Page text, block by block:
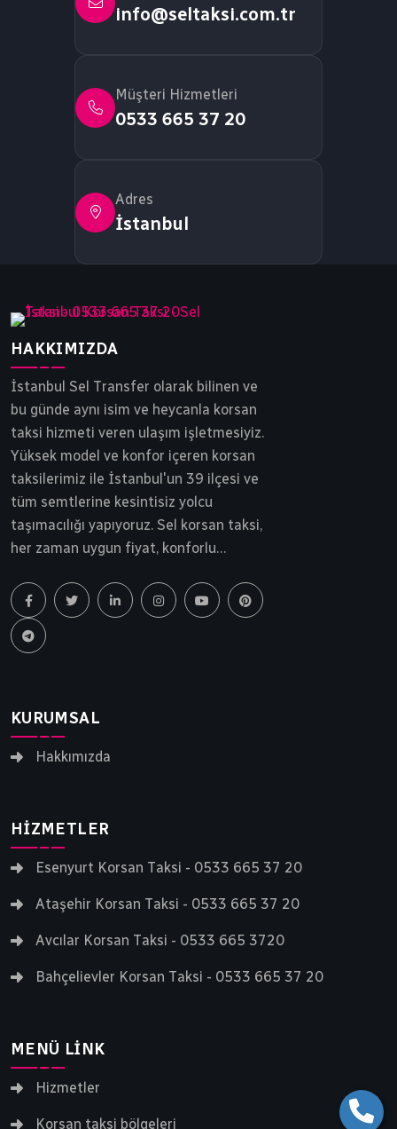
info@seltaksi.com.tr
Müşteri Hizmetleri
0533 665 37 20
Adres
İstanbul
HAKKIMIZDA
İstanbul Sel Transfer olarak bilinen ve
bu günde aynı isim ve heycanla korsan
taksi hizmeti veren ulaşım işletmesiyiz.
Yüksek model ve konfor içeren korsan
taksilerimiz ile İstanbul'un 39 ilçesi ve
tüm semtlerine kesintisiz yolcu
taşımacılığı yapıyoruz. Sel korsan taksi,
her zaman uygun fiyat, konforlu
ödün vermeden yollarda ilerlemektedir.
İstanbul korsan taksi, Sel Transfer 30
yılı aşkın bir süredir siz ve sevdiklerinizi
KURUMSAL
Hakkımızda
HIZMETLER
Esenyurt Korsan Taksi - 0533 665 37 20
Ataşehir Korsan Taksi - 0533 665 37 20
Avcılar Korsan Taksi - 0533 665 3720
Bahçelievler Korsan Taksi - 0533 665 37 20
MENÜ LINK
Hizmetler
Korsan taksi bölgeleri